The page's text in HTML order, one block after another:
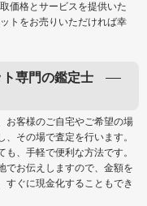
価格とサービスを提供いた
トをお売りいただければ幸
専門の鑑定士
お客様のご自宅やご希望の場
、その場で査定を行います。
も、手軽で便利な方法です。
でお伝えしますので、金額を
すぐに現金化することもでき